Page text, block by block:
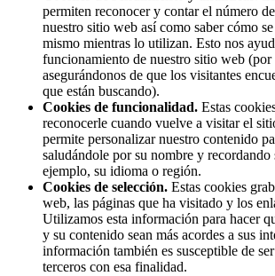
permiten reconocer y contar el número
nuestro sitio web así como saber cómo
mismo mientras lo utilizan. Esto nos
funcionamiento de nuestro sitio web (por
asegurándonos de que los visitantes
que están buscando).
Cookies de funcionalidad. Estas
reconocerle cuando vuelve a visitar el
permite personalizar nuestro contenido
saludándole por su nombre y recordando
ejemplo, su idioma o región.
Cookies de selección. Estas cookies
web, las páginas que ha visitado y los
Utilizamos esta información para hacer
y su contenido sean más acordes a sus
información también es susceptible de
terceros con esa finalidad.